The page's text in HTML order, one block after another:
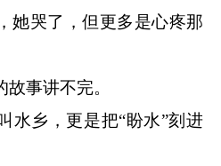
她哭了，但更多是心疼那
事讲不完。
乡，更是把“盼水”刻进